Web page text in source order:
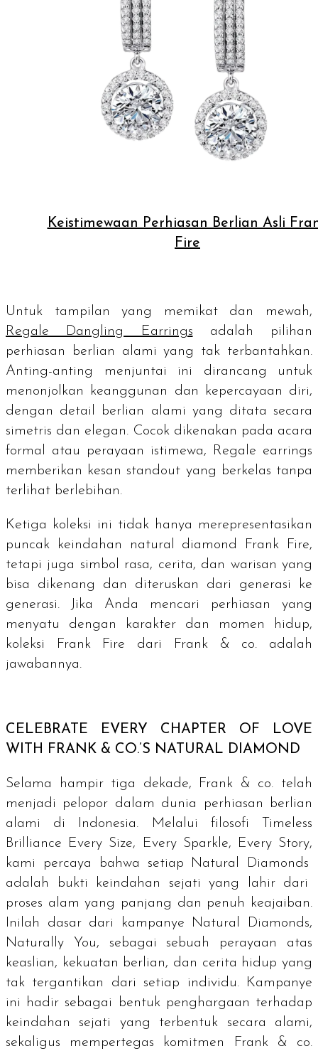
Keistimewaan Perhiasan Berlian Asli
Fire
Untuk tampilan yang memikat dan mewah,
Regale Dangling Earrings adalah pilihan
perhiasan berlian alami yang tak terbantahkan.
Anting-anting menjuntai ini dirancang untuk
menonjolkan keanggunan dan kepercayaan diri,
dengan detail berlian alami yang ditata secara
simetris dan elegan. Cocok dikenakan pada acara
formal atau perayaan istimewa, Regale earrings
memberikan kesan standout yang berkelas tanpa
terlihat berlebihan.
Ketiga koleksi ini tidak hanya merepresentasikan
puncak keindahan
natural diamond
Frank Fire,
tetapi juga simbol rasa, cerita, dan warisan yang
bisa dikenang dan diteruskan dari generasi ke
generasi. Jika Anda mencari perhiasan yang
menyatu dengan karakter dan momen hidup,
koleksi Frank Fire dari Frank & co. adalah
jawabannya.
CELEBRATE EVERY CHAPTER OF LOVE
WITH FRANK & CO.’S NATURAL DIAMOND
Selama hampir tiga dekade, Frank & co. telah
menjadi pelopor dalam dunia perhiasan berlian
alami di Indonesia. Melalui filosofi Timeless
Brilliance Every Size, Every Sparkle, Every Story,
kami percaya bahwa setiap Natural Diamonds
adalah bukti keindahan sejati yang lahir dari
proses alam yang panjang dan penuh keajaiban.
Inilah dasar dari kampanye Natural Diamonds,
Naturally You, sebagai sebuah perayaan atas
keaslian, kekuatan berlian, dan cerita hidup yang
tak tergantikan dari setiap individu. Kampanye
ini hadir sebagai bentuk penghargaan terhadap
keindahan sejati yang terbentuk secara alami,
sekaligus mempertegas komitmen Frank & co.